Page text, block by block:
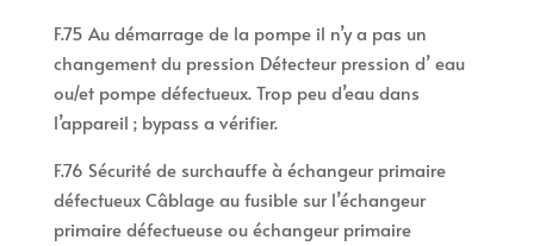
F.75 Au démarrage de la pompe il n’y a pas un
changement du pression Détecteur pression d’ eau
ou/et pompe défectueux. Trop peu d’eau dans
l’appareil ; bypass a vérifier.
F.76 Sécurité de surchauffe à échangeur primaire
défectueux Câblage au fusible sur l’échangeur
primaire défectueuse ou échangeur primaire